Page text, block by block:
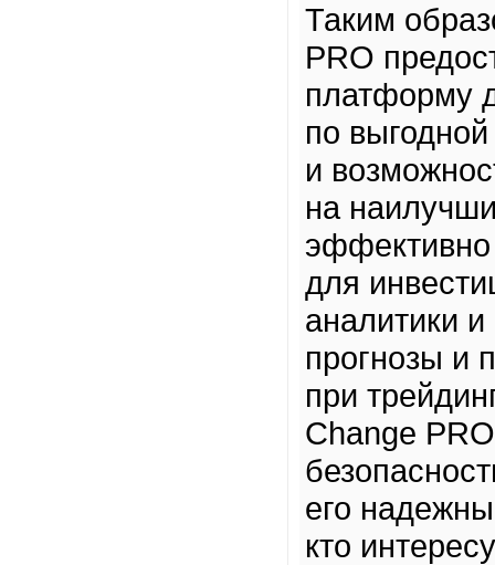
Таким
PRO
платформу
по
и
на
эффективно
для
аналитики и
прогнозы и
при
Change
его
кто